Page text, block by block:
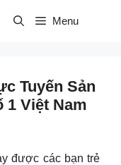
Menu
Tuyến Sản
1 Việt Nam
được các bạn trẻ